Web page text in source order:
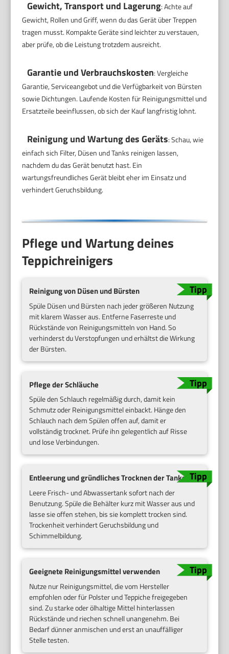
Gewicht, Transport und Lagerung: Achte auf
Gewicht, Rollen und Griff, wenn du das Gerät über Treppen
tragen musst. Kompakte Geräte sind leichter zu verstauen,
aber prüfe, ob die Leistung trotzdem ausreicht.
Garantie und Verbrauchskosten: Vergleiche
Garantie, Serviceangebot und die Verfügbarkeit von Bürsten
sowie Dichtungen. Laufende Kosten für Reinigungsmittel und
Ersatzteile beeinflussen, ob sich der Kauf langfristig lohnt.
Reinigung und Wartung des Geräts: Schau, wie
einfach sich Filter, Düsen und Tanks reinigen lassen,
nachdem du das Gerät benutzt hast. Ein
wartungsfreundliches Gerät bleibt eher im Einsatz und
verhindert Geruchsbildung.
Pflege und Wartung deines
Teppichreinigers
Reinigung von Düsen und Bürsten
Spüle Düsen und Bürsten nach jeder größeren Nutzung
mit klarem Wasser aus. Entferne Faserreste und
Rückstände von Reinigungsmitteln von Hand. So
verhinderst du Verstopfungen und erhältst die Wirkung
der Bürsten.
Pflege der Schläuche
Spüle den Schlauch regelmäßig durch, damit kein
Schmutz oder Reinigungsmittel einbackt. Hänge den
Schlauch nach dem Spülen offen auf, damit er
vollständig trocknet. Prüfe ihn gelegentlich auf Risse
und lose Verbindungen.
Entleerung und gründliches Trocknen der Tanks
Leere Frisch- und Abwassertank sofort nach der
Benutzung. Spüle die Behälter kurz mit Wasser aus und
lasse sie offen stehen, bis sie komplett trocken sind.
Trockenheit verhindert Geruchsbildung und
Schimmelbildung.
Geeignete Reinigungsmittel verwenden
Nutze nur Reinigungsmittel, die vom Hersteller
empfohlen oder für Polster und Teppiche freigegeben
sind. Zu starke oder ölhaltige Mittel hinterlassen
Rückstände und riechen schnell unangenehm. Bei
Bedarf dünner anmischen und erst an unauffälliger
Stelle testen.